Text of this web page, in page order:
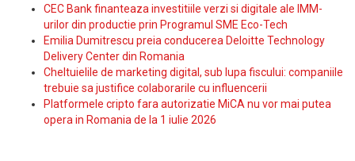
CEC Bank finanteaza investitiile verzi si digitale ale IMM-
urilor din productie prin Programul SME Eco-Tech
Emilia Dumitrescu preia conducerea Deloitte Technology
Delivery Center din Romania
Cheltuielile de marketing digital, sub lupa fiscului: companiile
trebuie sa justifice colaborarile cu influencerii
Platformele cripto fara autorizatie MiCA nu vor mai putea
opera in Romania de la 1 iulie 2026